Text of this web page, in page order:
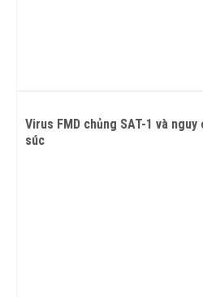
Virus FMD chủng SAT-1 và
súc